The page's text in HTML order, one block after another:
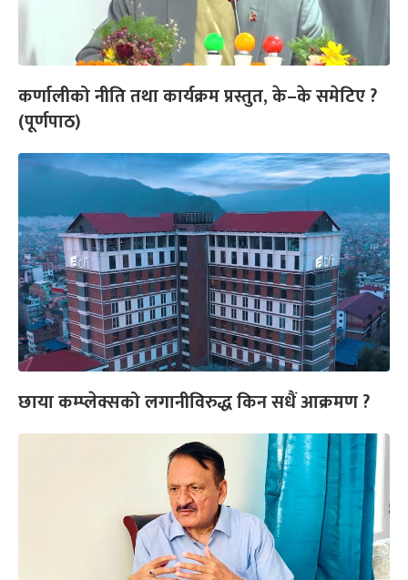
कर्णालीको नीति तथा कार्यक्रम प्रस्तुत, के–के समेटिए ?
(पूर्णपाठ)
छाया कम्प्लेक्सको लगानीविरुद्ध किन सधैं आक्रमण ?